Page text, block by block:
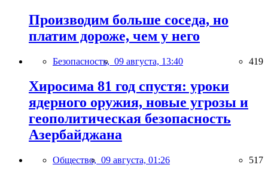
Производим больше соседа, но
платим дороже, чем у него
Безопасность, 09 августа, 13:40 419
Хиросима 81 год спустя: уроки
ядерного оружия, новые угрозы и
геополитическая безопасность
Азербайджана
Общество, 09 августа, 01:26 517